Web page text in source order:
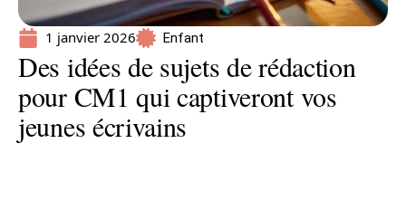
1 janvier 2026 Enfant
Des idées de sujets de rédaction
pour CM1 qui captiveront vos
jeunes écrivains